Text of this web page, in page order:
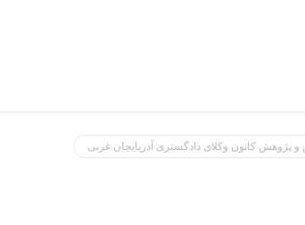
پژوهش کانون وکلای دادگستری آذربایجان غربی